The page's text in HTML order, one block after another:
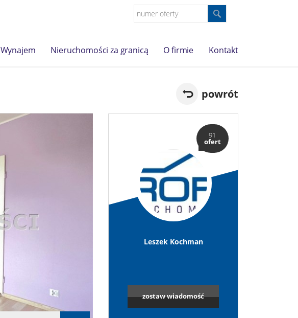
Wynajem Nieruchomości za granicą O firmie Kontakt
powrót
91
ofert
Leszek Kochman
zostaw wiadomość